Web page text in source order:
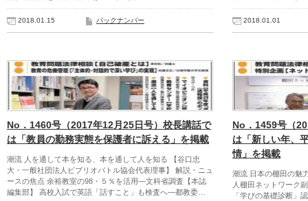
2018.01.15 バックナンバー 2018.01.01
No．1460号（2017年12月25日号）校長講話で
は「教員の勤務実態を保護者に訴える」を掲載
潮流 人を通して本を知る、本を通して人を知る 【谷口忠
大・一般社団法人ビブリオバトル協会代表理事】 解説・ニュ
ースの焦点 余裕教室の98・５％を活用―文科省調査【本誌
編集部】 高校入試で英語「話すこと」も検査へ―都教委…
No．1459号（
は「新しい年、
情」を掲載
潮流 日本の棚田の魅
人棚田ネットワーク
「学びの基礎診断」